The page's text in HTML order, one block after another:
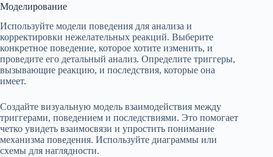
Моделирование
Используйте модели поведения для анализа и
корректировки нежелательных реакций. Выберите
конкретное поведение, которое хотите изменить, и
проведите его детальный анализ. Определите триггеры,
вызывающие реакцию, и последствия, которые она
имеет.
Создайте визуальную модель взаимодействия между
триггерами, поведением и последствиями. Это помогает
четко увидеть взаимосвязи и упростить понимание
механизма поведения. Используйте диаграммы или
схемы для наглядности.